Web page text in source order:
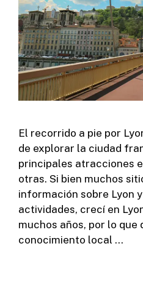
El recorrido a pie por
de explorar la ciudad
principales atracciones
otras. Si bien muchos
información sobre Lyon
actividades, crecí en
muchos años, por lo
conocimiento local …